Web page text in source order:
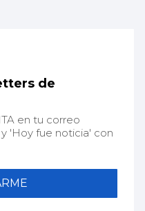
de
en tu correo
'Hoy fue noticia' con